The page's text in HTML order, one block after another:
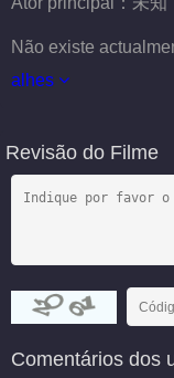
Não existe
alhes
Revisão do Filme
Comentários dos